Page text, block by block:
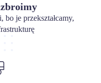
bo je przekształcamy,